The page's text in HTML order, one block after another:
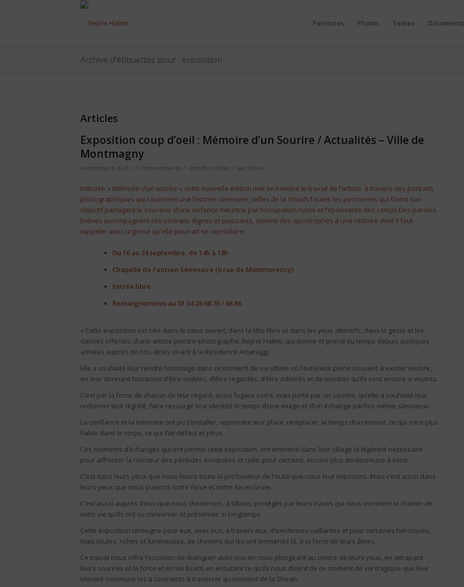
Peintures Photos Textes Documents
Archive d’étiquettes pour : exposition
Articles
Exposition coup d’oeil : Mémoire d’un Sourire / Actualités – Ville de
Montmagny
4 septembre 2023 / 0 Commentaires / dans Non classé / par Rejine
Intitulée « Mémoire d’un sourire », cette nouvelle édition met en lumière le travail de l’artiste à travers des portraits
photographiques qui racontent une histoire commune, celles de la Shoah.Toutes les personnes qui fixent son
objectif partagent le souvenir d’une enfance meurtrie par l’occupation nazie et l’épouvante des camps.Des paroles
brèves accompagnent ces portraits dignes et puissants, comme des apostrophes à une Histoire dont il faut
rappeler avec urgence qu’elle pourrait se reproduire.
Du 16 au 24 septembre, de 14h à 18h
Chapelle de l’ancien Séminaire (6 rue de Montmorency)
Entrée libre
Renseignements au 01 34 28 68 76 / 68 86
« Cette exposition est née dans le cœur ouvert, dans la tête libre et dans les yeux attentifs, dans le geste et les
danses offertes, d’une artiste peintre-photographe, Rejine Halimi, qui donne et prend du temps depuis quelques
années auprès de nos aînés vivant à la Résidence Amaraggi.
Elle a souhaité leur rendre hommage dans ce moment de vie ultime où l’extérieur peine souvent à exister encore,
en leur donnant l’occasion d’être visibles, d’être regardés, d’être admirés et de montrer qu’ils sont encore si vivants.
C’est par la force de chacun de leur regard, aussi fugace soit-il, mais porté par un sourire, qu’elle a souhaité leur
redonner leur dignité, faire ressurgir leur identité le temps d’une image et d’un échange parfois même silencieux.
La confiance et la mémoire ont pu s’installer, reprendre leur place, remplacer, le temps d’un instant, ce qui n’est plus
fiable dans le corps, ce qui fait défaut et pèse.
Ces moments d’échanges qui ont permis cette exposition, ont emmené dans leur sillage la légèreté nécessaire
pour affronter la noirceur des périodes évoquées et celle, pour certains, encore plus douloureuse à venir.
C’est dans leurs yeux que nous lisons toute la profondeur de l’oubli que nous leur imposons. Mais c’est aussi dans
leurs yeux que nous puisons notre force et notre foi en la vie.
C’est aussi auprès d’eux que nous cheminons, à tâtons, protégés par leurs traces qui nous montrent le chemin de
cette vie qu’ils ont su conserver et préserver, si longtemps.
Cette exposition témoigne pour eux, avec eux, à travers eux, d’existences vaillantes et pour certaines héroïques,
mais toutes, riches et lumineuses, de chemins qui les ont emmenés là, à la force de leurs âmes.
Ce travail nous offre l’occasion de dialoguer avec eux en nous plongeant au centre de leurs yeux, en attrapant
leurs sourires et la force et en les lisant, en écoutant ce qu’ils nous disent de ce moment de vie tragique que leur
identité commune les a contraints à traverser au moment de la Shoah.